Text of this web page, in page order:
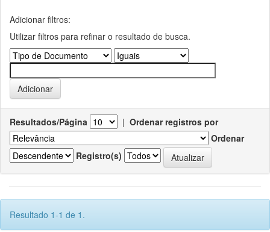
Adicionar filtros:
Utilizar filtros para refinar o resultado de busca.
Resultados/Página | Ordenar registros por
Ordenar
Registro(s)
Resultado 1-1 de 1.